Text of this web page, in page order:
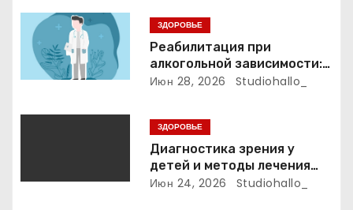
з
а
п
и
я
ЗДОРОВЬЕ
Реабилитация при
алкогольной зависимости:
индивидуальные
анонимном подходе
Июн 28, 2026 Studiohallo_
ЗДОРОВЬЕ
Диагностика зрения у
детей и методы лечения
детской близорукости,
Июн 24, 2026 Studiohallo_